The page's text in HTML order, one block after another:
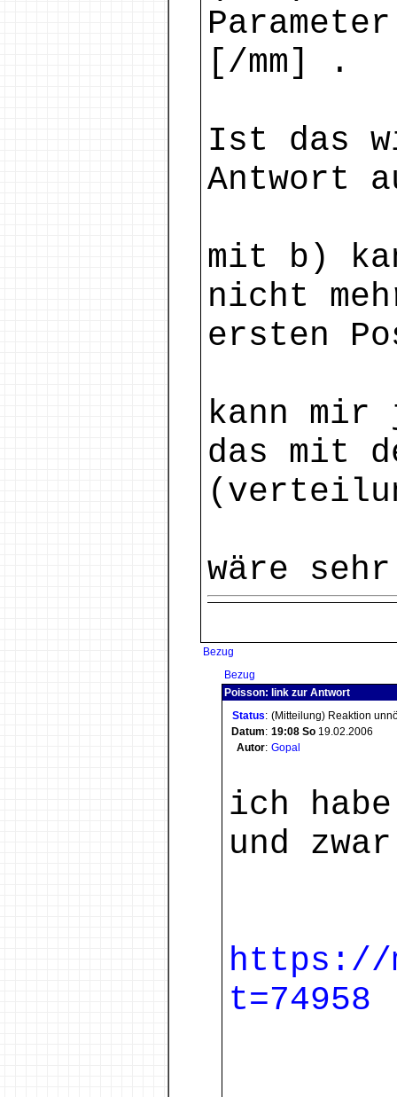
[/mm] .
Ist das
Antwort
mit b)
nicht
ersten
kann mir
das mit
wäre
Bezug
Bezug
Poisson: link zur Antwort
Status: (Mitteilung) Reaktion
Datum: 19:08 So 19.02.2006
Autor: Gopal
ich
und
https://
t=74958